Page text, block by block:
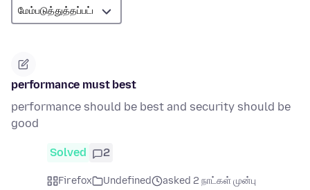
performance must best
performance should be best and security should be
good
Solved 2
Firefox Undefined
asked 2 நாட்கள் முன்பு